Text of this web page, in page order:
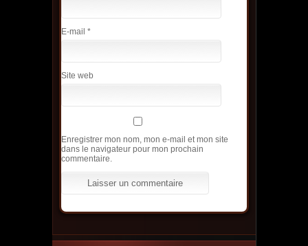
E-mail *
Site web
Enregistrer mon nom, mon e-mail et mon site
dans le navigateur pour mon prochain
commentaire.